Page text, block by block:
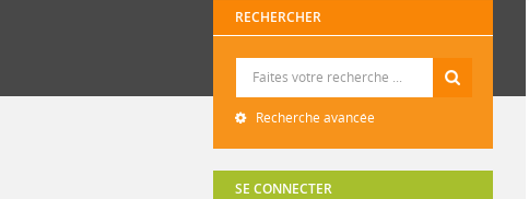
RECHERCHER
Recherche avancée
SE CONNECTER